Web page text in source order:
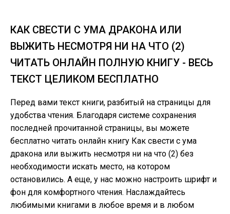
КАК СВЕСТИ С УМА ДРАКОНА ИЛИ
ВЫЖИТЬ НЕСМОТРЯ НИ НА ЧТО (2)
ЧИТАТЬ ОНЛАЙН ПОЛНУЮ КНИГУ - ВЕСЬ
ТЕКСТ ЦЕЛИКОМ БЕСПЛАТНО
Перед вами текст книги, разбитый на страницы для
удобства чтения. Благодаря системе сохранения
последней прочитанной страницы, вы можете
бесплатно читать онлайн книгу Как свести с ума
дракона или выжить несмотря ни на что (2) без
необходимости искать место, на котором
остановились. А еще, у нас можно настроить шрифт и
фон для комфортного чтения. Наслаждайтесь
любимыми книгами в любое время и в любом